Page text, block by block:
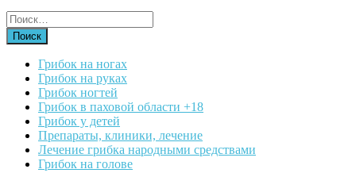
Грибок на ногах
Грибок на руках
Грибок ногтей
Грибок в паховой области +18
Грибок у детей
Препараты, клиники, лечение
Лечение грибка народными средствами
Грибок на голове